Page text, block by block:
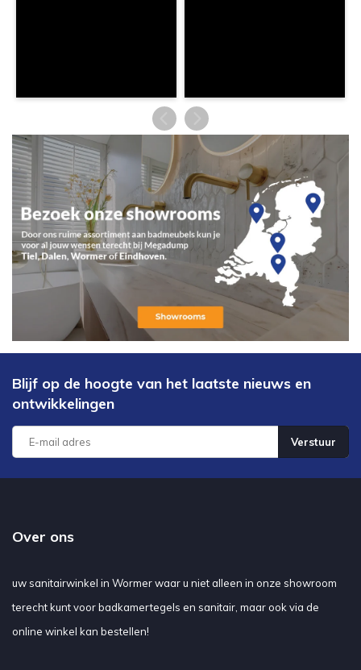
Blijf op de hoogte van het laatste nieuws en
ontwikkelingen
Verstuur
Over ons
uw sanitairwinkel in Wormer waar u niet alleen in onze showroom
terecht kunt voor badkamertegels en sanitair, maar ook via de
online winkel kan bestellen!